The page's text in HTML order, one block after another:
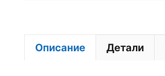
Описание Детали